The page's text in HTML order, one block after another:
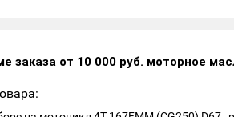
заказа от 10 000 руб. моторное